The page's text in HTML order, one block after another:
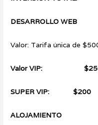
DESARROLLO WEB
Valor: Tarifa única de
Valor VIP:
SUPER VIP: $200
ALOJAMIENTO